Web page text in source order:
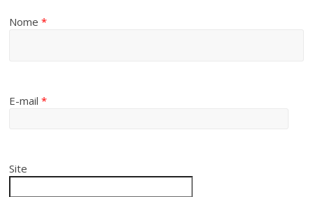
Nome*
E-mail*
Site